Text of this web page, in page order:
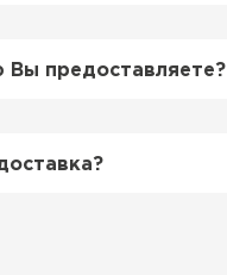
При этом,
качества, Вы
предоставляете?
качества, а также